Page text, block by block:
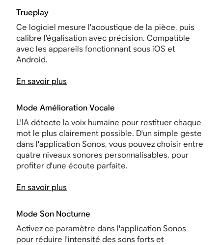
Trueplay
Ce logiciel mesure l’acoustique de la pièce, puis
calibre l'égalisation avec précision. Compatible
avec les appareils fonctionnant sous iOS et
Android.
En savoir plus
Mode Amélioration Vocale
L'IA détecte la voix humaine pour restituer chaque
mot le plus clairement possible. D'un simple geste
dans l'application Sonos, vous pouvez choisir entre
quatre niveaux sonores personnalisables, pour
profiter d'une écoute parfaite.
En savoir plus
Mode Son Nocturne
Activez ce paramètre dans l'application Sonos
pour réduire l'intensité des sons forts et